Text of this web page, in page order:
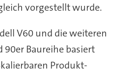
vorgestellt wurde.
V60 und die weiteren
90er Baureihe basiert
Produkt-